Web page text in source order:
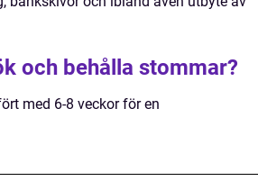
och behålla stommar?
med 6-8 veckor för en